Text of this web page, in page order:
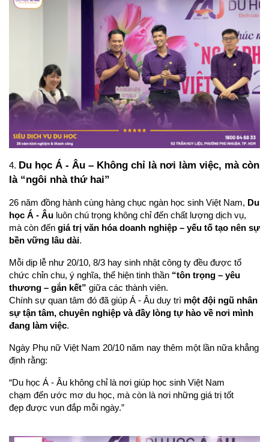
4. Du học Á - Âu – Không chỉ là nơi làm việc, mà còn
là “ngôi nhà thứ hai”
26 năm đồng hành cùng hàng chục ngàn học sinh Việt Nam, Du
học Á - Âu luôn chú trọng không chỉ đến chất lượng dịch vụ,
mà còn đến giá trị văn hóa doanh nghiệp – yếu tố tạo nên sự
bền vững lâu dài.
Mỗi dịp lễ như 20/10, 8/3 hay sinh nhật công ty đều được tổ
chức chỉn chu, ý nghĩa, thể hiện tinh thần “tôn trọng – yêu
thương – gắn kết” giữa các thành viên.
Chính sự quan tâm đó đã giúp Á - Âu duy trì một đội ngũ nhân
sự tận tâm, chuyên nghiệp và đầy lòng tự hào về nơi mình
đang làm việc.
Ngày Phụ nữ Việt Nam 20/10 năm nay thêm một lần nữa khẳng
định rằng:
“Du học Á - Âu không chỉ là nơi giúp học sinh Việt Nam
chạm đến ước mơ du học, mà còn là nơi những giá trị tốt
đẹp được vun đắp mỗi ngày.”